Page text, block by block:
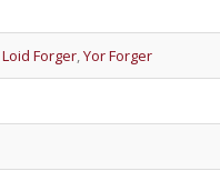
Loid Forger,Yor Forger